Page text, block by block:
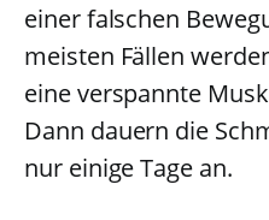
einer falschen
meisten Fällen
eine verspannte
Dann dauern die
nur einige Tage an.